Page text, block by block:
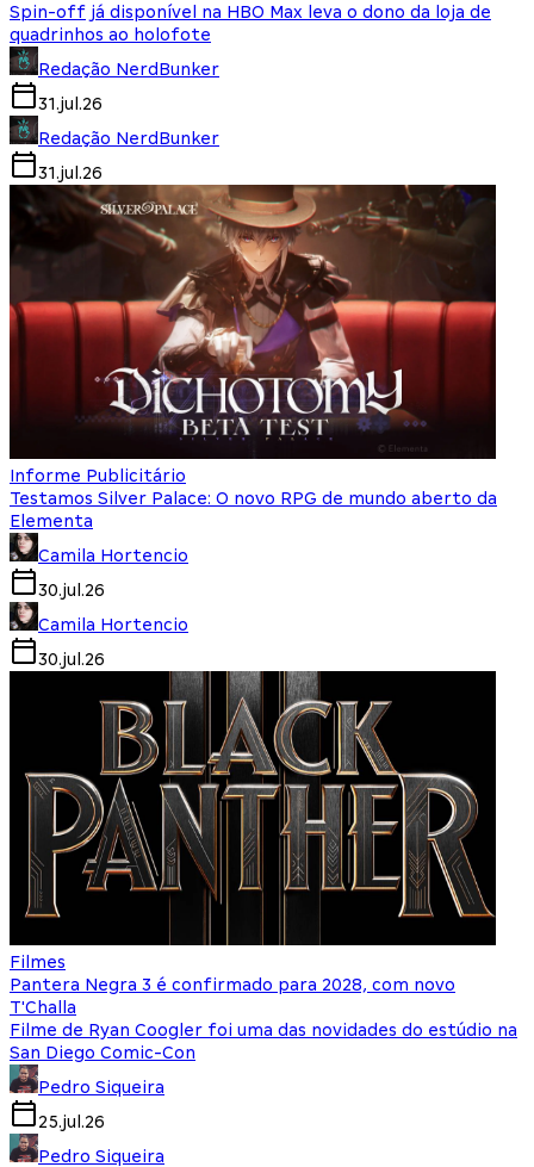
Spin-off já disponível na HBO Max leva o dono da loja de
quadrinhos ao holofote
Redação NerdBunker
31.jul.26
Redação NerdBunker
31.jul.26
Informe Publicitário
Testamos Silver Palace: O novo RPG de mundo aberto da
Elementa
Camila Hortencio
30.jul.26
Camila Hortencio
30.jul.26
Filmes
Pantera Negra 3 é confirmado para 2028, com novo
T'Challa
Filme de Ryan Coogler foi uma das novidades do estúdio na
San Diego Comic-Con
Pedro Siqueira
25.jul.26
Pedro Siqueira